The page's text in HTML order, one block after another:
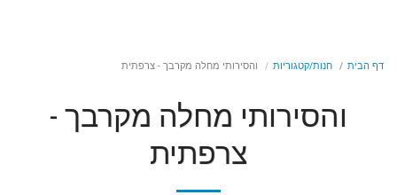
דף הבית חנות/קטגוריות והסירותי מחלה מקרבך - צרפתית
והסירותי מחלה מקרבך -
צרפתית